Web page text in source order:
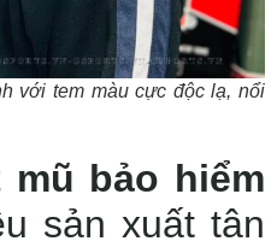
với tem màu cực độc lạ, nổi
mũ bảo hiểm
sản xuất tân